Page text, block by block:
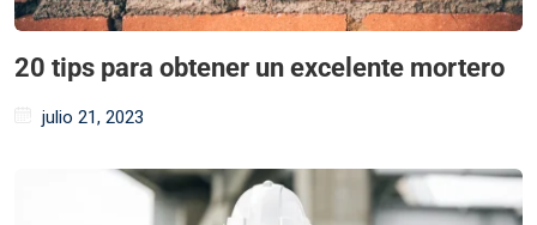
20 tips para obtener un excelente mortero
julio 21, 2023